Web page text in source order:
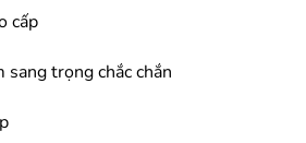
cấp
sang trọng chắc chắn